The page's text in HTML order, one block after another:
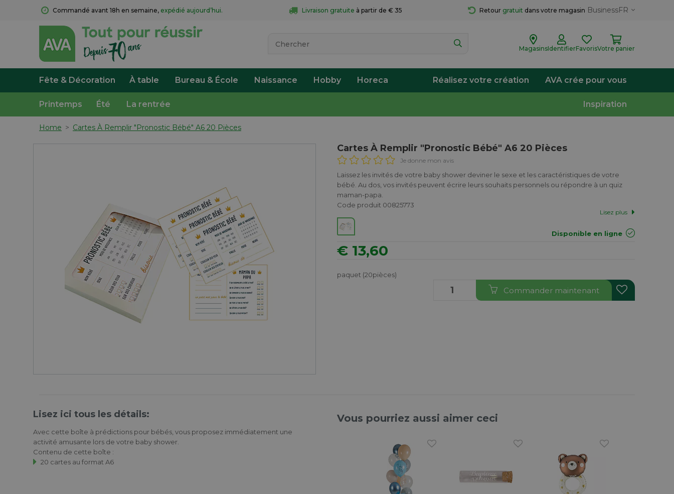
Commandé avant 18h en semaine, expédié aujourd’hui. Livraison gratuite à partir de € 35 Retour gratuit dans votre magasin BusinessFR
MagasinsIdentifierFavorisVotre panier
Fête & Décoration À table Bureau & École Naissance Hobby Horeca Réalisez votre création AVA crée pour vous
Printemps Été La rentrée Inspiration
Home > Cartes À Remplir "Pronostic Bébé" A6 20 Pièces
Cartes À Remplir "Pronostic Bébé" A6 20 Pièces
Je donne mon avis
Laissez les invités de votre baby shower deviner le sexe et les caractéristiques de votre
bébé. Au dos, vos invités peuvent écrire leurs souhaits personnels ou répondre à un quiz
maman-papa.
Code produit 00825773
Lisez plus
Disponible en ligne
€ 13,60
paquet (20pièces)
Commander maintenant
Lisez ici tous les détails:
Avec cette boîte à prédictions pour bébés, vous proposez immédiatement une
activité amusante lors de votre baby shower.
Contenu de cette boîte :
20 cartes au format A6
Vous pourriez aussi aimer ceci